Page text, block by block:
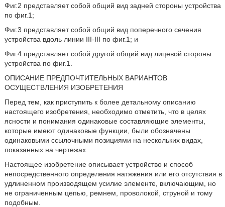
Фиг.2 представляет собой общий вид задней стороны устройства
по фиг.1;
Фиг.3 представляет собой общий вид поперечного сечения
устройства вдоль линии III-III по фиг.1; и
Фиг.4 представляет собой другой общий вид лицевой стороны
устройства по фиг.1.
ОПИСАНИЕ ПРЕДПОЧТИТЕЛЬНЫХ ВАРИАНТОВ
ОСУЩЕСТВЛЕНИЯ ИЗОБРЕТЕНИЯ
Перед тем, как приступить к более детальному описанию
настоящего изобретения, необходимо отметить, что в целях
ясности и понимания одинаковые составляющие элементы,
которые имеют одинаковые функции, были обозначены
одинаковыми ссылочными позициями на нескольких видах,
показанных на чертежах.
Настоящее изобретение описывает устройство и способ
непосредственного определения натяжения или его отсутствия в
удлиненном производящем усилие элементе, включающим, но
не ограниченным цепью, ремнем, проволокой, струной и тому
подобным.